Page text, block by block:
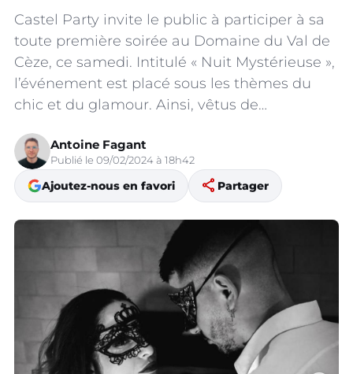
Castel Party invite le public à participer à sa
toute première soirée au Domaine du Val de
Cèze, ce samedi. Intitulé « Nuit Mystérieuse »,
l’événement est placé sous les thèmes du
chic et du glamour. Ainsi, vêtus de…
Antoine Fagant
Publié le 09/02/2024 à 18h42
Ajoutez-nous en favori share Partager